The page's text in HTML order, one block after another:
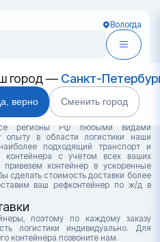
Вологда
город — Санкт-
верно Сменить город
в Вологде
регионы РФ любыми видами
опыту в области логистики наши
подходящий транспорт и
контейнера с учётом всех ваших
контейнер в ускоренные
сделать стоимость доставки более
ваш рефконтейнер по ж/д в
поэтому по каждому заказу
логистики индивидуально. Для
контейнера позвоните нам.